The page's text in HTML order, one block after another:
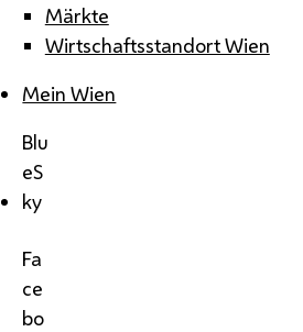
Märkte
Wirtschaftsstandort Wien
Mein Wien
Blu
eS
ky
Fa
ce
bo